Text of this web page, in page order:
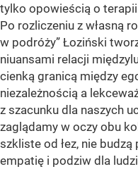
tylko opowieścią o
Po rozliczeniu z własną
w podróży” Łoziński
niuansami relacji
cienką granicą między
niezależnością a
z szacunku dla naszych
zaglądamy w oczy obu
szkliste od łez, nie
empatię i podziw dla